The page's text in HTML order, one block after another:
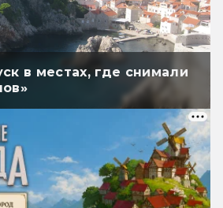
в местах, где снимали